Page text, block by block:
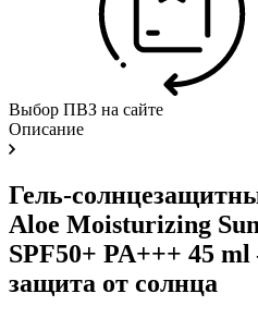
Выбор ПВЗ на сайте
Описание
Гель-
Aloe Moisturizing
SPF50+ PA+++ 45
защита от солнца